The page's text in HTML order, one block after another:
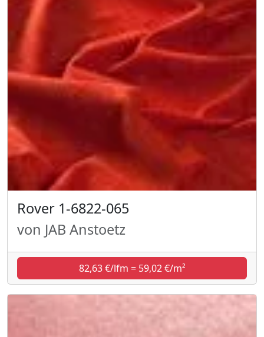
Rover 1-6822-065
von JAB Anstoetz
82,63 €/lfm = 59,02 €/m²